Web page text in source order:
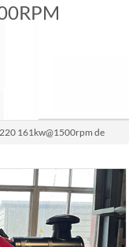
161kw@1500rpm de